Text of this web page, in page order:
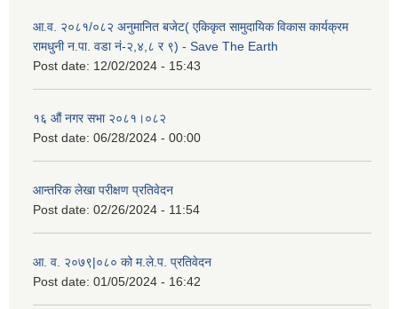
आ.व. २०८१/०८२ अनुमानित बजेट( एकिकृत सामुदायिक विकास कार्यक्रम
रामधुनी न.पा. वडा नं-२,४,८ र ९) - Save The Earth
Post date: 12/02/2024 - 15:43
१६ औं नगर सभा २०८१।०८२
Post date: 06/28/2024 - 00:00
आन्तरिक लेखा परीक्षण प्रतिवेदन
Post date: 02/26/2024 - 11:54
आ. व. २०७९|०८० को म.ले.प. प्रतिवेदन
Post date: 01/05/2024 - 16:42